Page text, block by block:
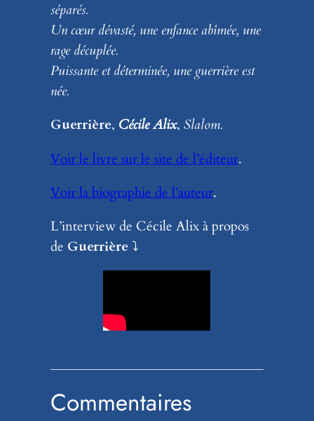
séparés.
Un cœur dévasté, une enfance abîmée, une
rage décuplée.
Puissante et déterminée, une guerrière est
née.
Guerrière, Cécile Alix, Slalom.
Voir le livre sur le site de l’éditeur.
Voir la biographie de l’auteur.
L’interview de Cécile Alix à propos
de Guerrière ⤵
Commentaires